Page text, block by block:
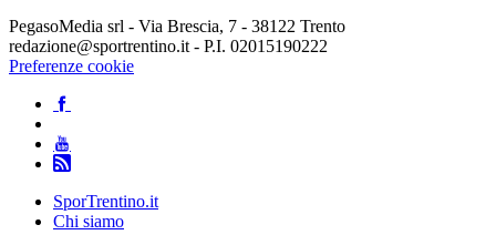
PegasoMedia srl - Via Brescia, 7 - 38122 Trento
redazione@sportrentino.it - P.I. 02015190222
Preferenze cookie
SporTrentino.it
Chi siamo